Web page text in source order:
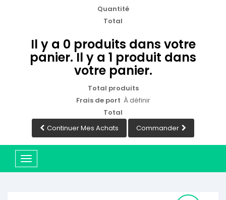
Quantité
Total
Il y a 0 produits dans votre
panier.Il y a 1 produit dans
votre panier.
Total produits
Frais de port À définir
Total
Continuer Mes Achats
Commander
Basculer
la